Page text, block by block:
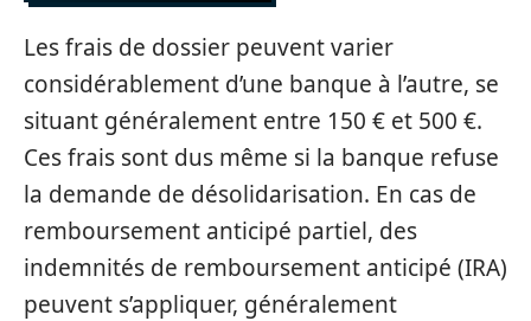
Les frais de dossier peuvent varier
considérablement d’une banque à l’autre, se
situant généralement entre 150 € et 500 €.
Ces frais sont dus même si la banque refuse
la demande de désolidarisation. En cas de
remboursement anticipé partiel, des
indemnités de remboursement anticipé (IRA)
peuvent s’appliquer, généralement